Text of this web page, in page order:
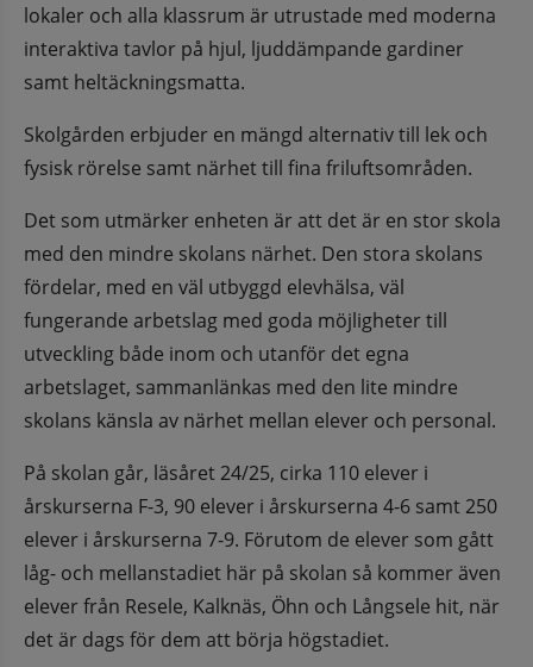
lokaler och alla klassrum är utrustade med moderna
interaktiva tavlor på hjul, ljuddämpande gardiner
samt heltäckningsmatta.
Skolgården erbjuder en mängd alternativ till lek och
fysisk rörelse samt närhet till fina friluftsområden.
Det som utmärker enheten är att det är en stor skola
med den mindre skolans närhet. Den stora skolans
fördelar, med en väl utbyggd elevhälsa, väl
fungerande arbetslag med goda möjligheter till
utveckling både inom och utanför det egna
arbetslaget, sammanlänkas med den lite mindre
skolans känsla av närhet mellan elever och personal.
På skolan går, läsåret 24/25, cirka 110 elever i
årskurserna F-3, 90 elever i årskurserna 4-6 samt 250
elever i årskurserna 7-9. Förutom de elever som gått
låg- och mellanstadiet här på skolan så kommer även
elever från Resele, Kalknäs, Öhn och Långsele hit, när
det är dags för dem att börja högstadiet.